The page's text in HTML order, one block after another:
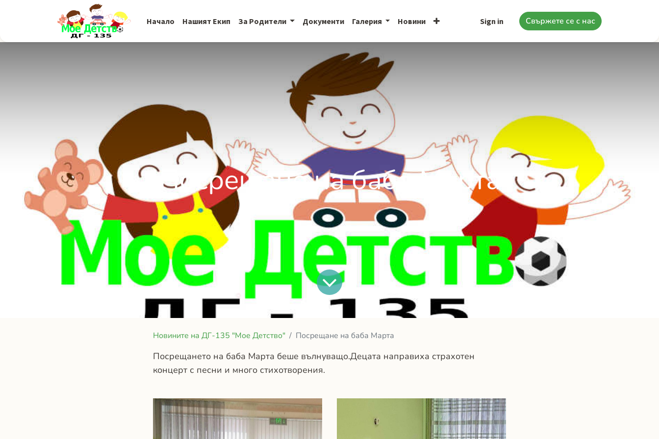
Начало Нашият Екип За Родители Документи Галерия Новини Sign in Свържете се с нас
Посрещане на баба Марта
Новините на ДГ-135 "Мое Детство" Посрещане на баба Марта
Посрещането на баба Марта беше вълнуващо.Децата направиха страхотен
концерт с песни и много стихотворения.